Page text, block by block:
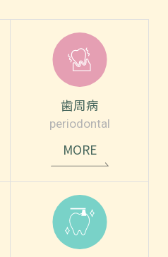
歯周病
periodontal
MORE